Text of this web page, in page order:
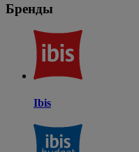
Бренды
Ibis